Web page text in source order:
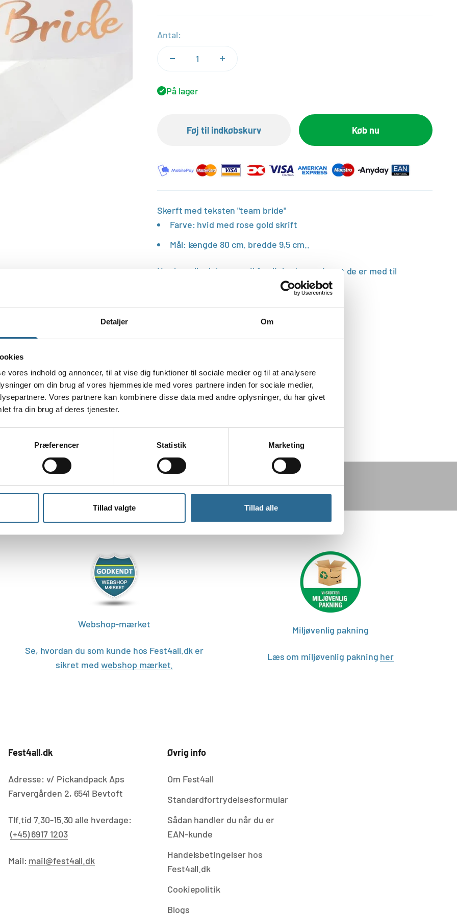
Detaljer Om
vores indhold og annoncer, til at vise dig funktioner til sociale medier og til at analysere
om din brug af vores hjemmeside med vores partnere inden for sociale medier,
Vores partnere kan kombinere disse data med andre oplysninger, du har givet
fra din brug af deres tjenester.
Præferencer Statistik Marketing
Tillad valgte Tillad alle
Antal:
På lager
Føj til indkøbskurv Køb nu
Skerft med teksten "team bride"
Farve: hvid med rose gold skrift
Mål: længde 80 cm. bredde 9,5 cm.
Her kan alle deltagere til festlighederne vise at de er med til
polterabend med den kommende brud.
Du får 1 stk. i pakken.
Webshop-mærket
Se, hvordan du som kunde hos Fest4all.dk er
sikret med webshop mærket.
Miljøvenlig pakning
Læs om miljøvenlig pakning her
Fest4all.dk
Adresse: v/ Pickandpack Aps
Farvergården 2, 6541 Bevtoft
Tlf.tid 7.30-15.30 alle hverdage:
(+45) 6917 1203
Mail: mail@fest4all.dk
Øvrig info
Om Fest4all
Standardfortrydelsesformular
Sådan handler du når du er
EAN-kunde
Handelsbetingelser hos
Fest4all.dk
Cookiepolitik
Blogs